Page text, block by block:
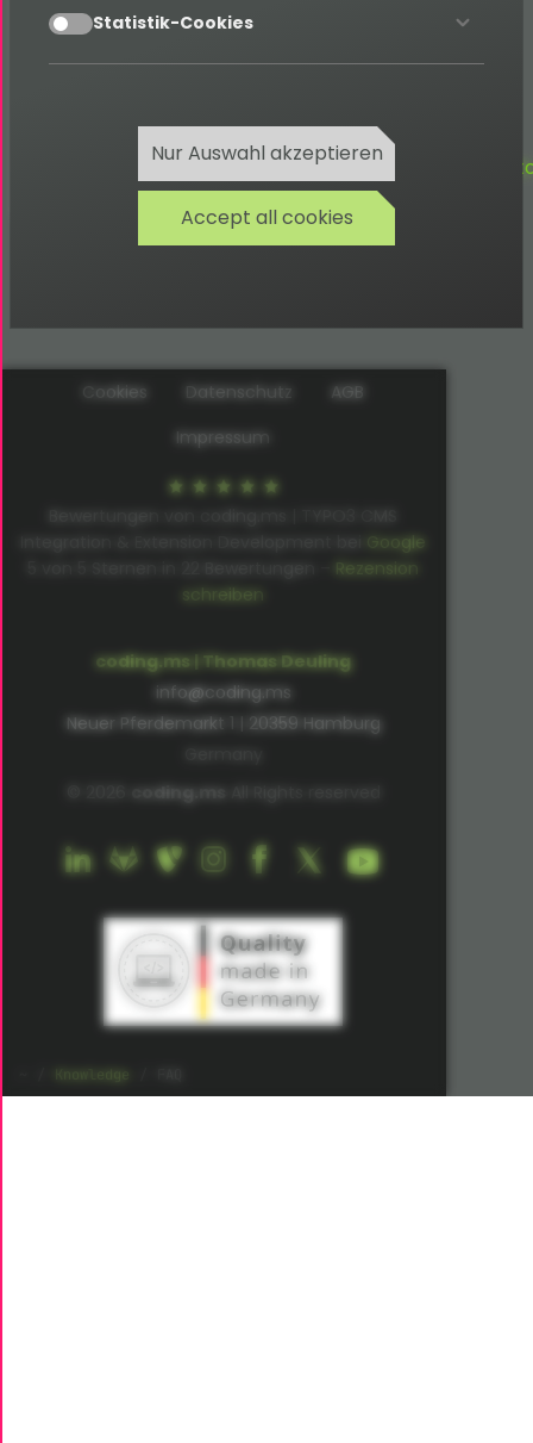
Nicht jedes
www.ampproject.org/docs/guides/responsive/
coding.ms | Thomas Deuling
info@coding.ms
Neuer Pferdemarkt 1 | 20359 Hamburg
coding.ms All Rights reserved
Cookies Datenschutz
AGB
Impressum
Bewertungen von coding.ms | TYPO3 CMS
Integration & Extension Development bei Google
Bewertungen – Rezension
schreiben
Knowledge
accept Statistik-Cookies
Nur Auswahl akzeptieren
Accept all cookies